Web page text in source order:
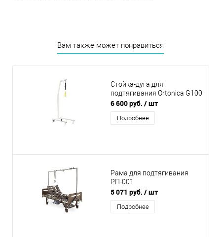
Вам также может понравиться
Стойка-дуга для
подтягивания Ortonica G100
6 600 руб. / шт
Подробнее
Рама для подтягивания
РП-001
5 071 руб. / шт
Подробнее